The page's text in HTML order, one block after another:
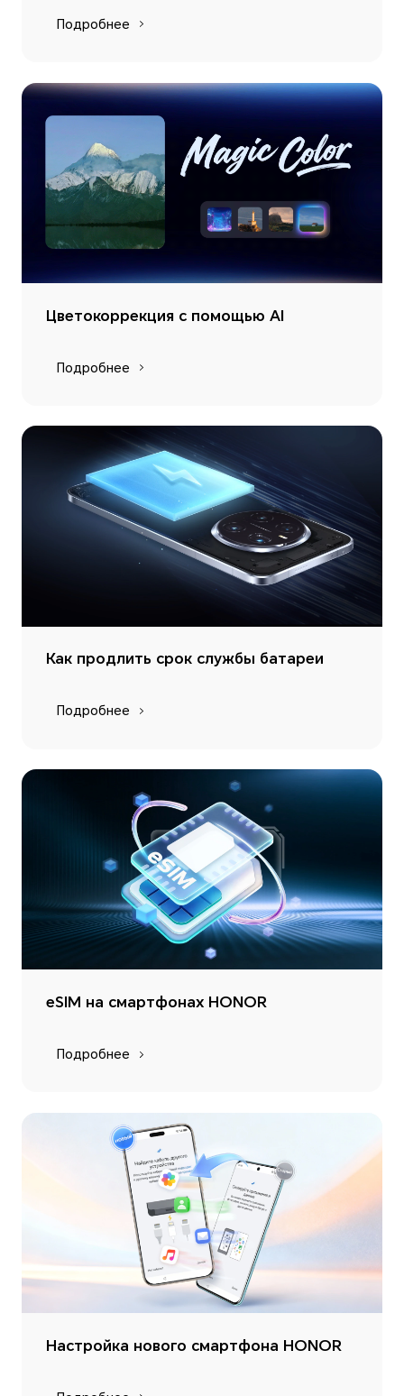
Подробнее
Цветокоррекция с помощью AI
Подробнее
Как продлить срок службы батареи
Подробнее
eSIM на смартфонах HONOR
Подробнее
Настройка нового смартфона HONOR